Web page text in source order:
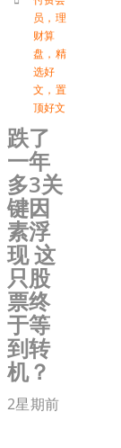
员 ， 理
财算
盘 ， 精
选好
文 ， 置
顶好文
跌了
一年
多3关
键因
素浮
现 这
只股
票终
于等
到转
机？
2星期前